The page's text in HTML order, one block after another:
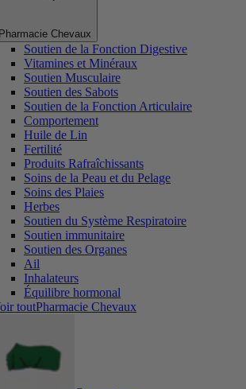
Pharmacie Chevaux
Soutien de la Fonction Digestive
Vitamines et Minéraux
Soutien Musculaire
Soutien des Sabots
Soutien de la Fonction Articulaire
Comportement
Huile de Lin
Fertilité
Produits Rafraîchissants
Soins de la Peau et du Pelage
Soins des Plaies
Herbes
Soutien du Système Respiratoire
Soutien immunitaire
Soutien des Organes
Ail
Inhalateurs
Équilibre hormonal
toutPharmacie Chevaux